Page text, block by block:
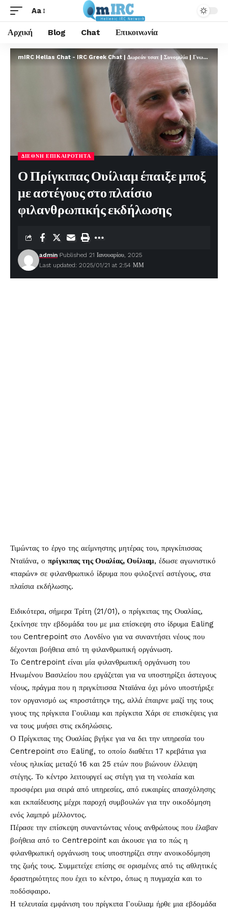
Aa
Αρχική Blog Chat Επικοινωνία
mIRC Hellas Chat - IRC Greek Chat | Δωρεάν τσατ | Συνομιλία | Γνωριμίες | FREE
ΔΙΕΘΝΉ ΕΠΙΚΑΙΡΌΤΗΤΑ
Ο Πρίγκιπας Ουίλιαμ έπαιξε μποξ
με αστέγους στο πλαίσιο
φιλανθρωπικής εκδήλωσης
Last updated: 2025/01/21 at 2:54 ΜΜ
admin Published 21 Ιανουαρίου, 2025
Τιμώντας το έργο της αείμνηστης μητέρας του, πριγκίπισσας
Νταϊάνα, ο πρίγκιπας της Ουαλίας, Ουίλιαμ, έδωσε αγωνιστικό
«παρών» σε φιλανθρωπικό ίδρυμα που φιλοξενεί αστέγους, στα
πλαίσια εκδήλωσης.
Ειδικότερα, σήμερα Τρίτη (21/01), ο πρίγκιπας της Ουαλίας,
ξεκίνησε την εβδομάδα του με μια επίσκεψη στο ίδρυμα Ealing
του Centrepoint στο Λονδίνο για να συναντήσει νέους που
δέχονται βοήθεια από τη φιλανθρωπική οργάνωση.
Το Centrepoint είναι μία φιλανθρωπική οργάνωση του
Ηνωμένου Βασιλείου που εργάζεται για να υποστηρίξει άστεγους
νέους, πράγμα που η πριγκίπισσα Νταϊάνα όχι μόνο υποστήριξε
τον οργανισμό ως «προστάτης» της, αλλά έπαιρνε μαζί της τους
γιους της πρίγκιπα Γουίλιαμ και πρίγκιπα Χάρι σε επισκέψεις για
να τους μυήσει στις εκδηλώσεις.
Ο Πρίγκιπας της Ουαλίας βγήκε για να δει την υπηρεσία του
Centrepoint στο Ealing, το οποίο διαθέτει 17 κρεβάτια για
νέους ηλικίας μεταξύ 16 και 25 ετών που βιώνουν έλλειψη
στέγης. Το κέντρο λειτουργεί ως στέγη για τη νεολαία και
προσφέρει μια σειρά από υπηρεσίες, από ευκαιρίες απασχόλησης
και εκπαίδευσης μέχρι παροχή συμβουλών για την οικοδόμηση
ενός λαμπρό μέλλοντος.
Πέρασε την επίσκεψη συναντώντας νέους ανθρώπους που έλαβαν
βοήθεια από το Centrepoint και άκουσε για το πώς η
φιλανθρωπική οργάνωση τους υποστηρίζει στην ανοικοδόμηση
της ζωής τους. Συμμετείχε επίσης σε ορισμένες από τις αθλητικές
δραστηριότητες που έχει το κέντρο, όπως η πυγμαχία και το
ποδόσφαιρο.
Η τελευταία εμφάνιση του πρίγκιπα Γουίλιαμ ήρθε μια εβδομάδα